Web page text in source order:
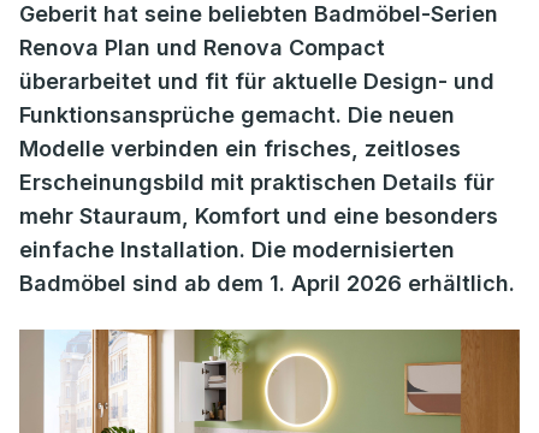
Geberit hat seine beliebten Badmöbel-Serien
Renova Plan und Renova Compact
überarbeitet und fit für aktuelle Design- und
Funktionsansprüche gemacht. Die neuen
Modelle verbinden ein frisches, zeitloses
Erscheinungsbild mit praktischen Details für
mehr Stauraum, Komfort und eine besonders
einfache Installation. Die modernisierten
Badmöbel sind ab dem 1. April 2026 erhältlich.